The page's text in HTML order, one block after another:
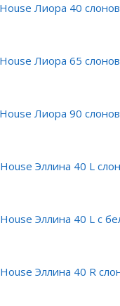
Лиора 40
Лиора 65
Лиора 90
Эллина 40 L
Эллина 40 L с
Эллина 40 R